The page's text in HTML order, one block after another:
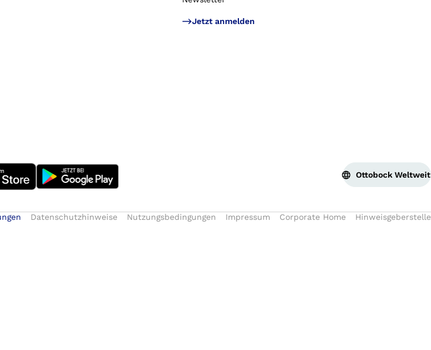
Jetzt anmelden
Ottobock Weltweit
Datenschutzhinweise Nutzungsbedingungen Impressum Corporate Home Hinweisgeberstelle